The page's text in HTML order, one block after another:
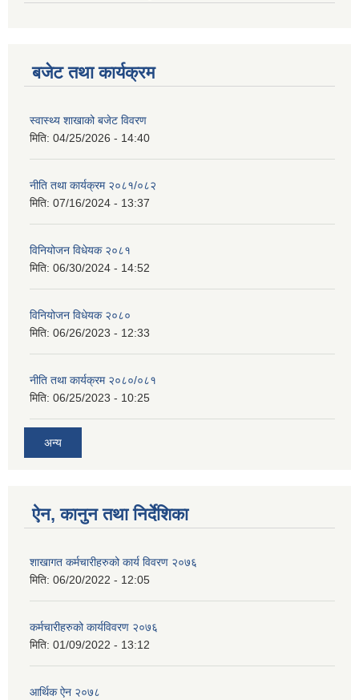
बजेट तथा कार्यक्रम
स्वास्थ्य शाखाको बजेट विवरण
मिति: 04/25/2026 - 14:40
नीति तथा कार्यक्रम २०८१/०८२
मिति: 07/16/2024 - 13:37
विनियोजन विधेयक २०८१
मिति: 06/30/2024 - 14:52
विनियोजन विधेयक २०८०
मिति: 06/26/2023 - 12:33
नीति तथा कार्यक्रम २०८०/०८१
मिति: 06/25/2023 - 10:25
अन्य
ऐन, कानुन तथा निर्देशिका
शाखागत कर्मचारीहरुको कार्य विवरण २०७६
मिति: 06/20/2022 - 12:05
कर्मचारीहरुको कार्यविवरण २०७६
मिति: 01/09/2022 - 13:12
आर्थिक ऐन २०७८